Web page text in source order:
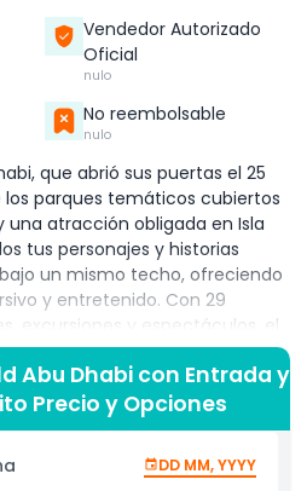
Vendedor Autorizado
Oficial
nulo
No reembolsable
nulo
que abrió sus puertas el 25
los parques temáticos cubiertos
atracción obligada en Isla
tus personajes y historias
un mismo techo, ofreciendo
y entretenido. Con 29
excursiones y espectáculos, el
tierras temáticas, cada una
a un mundo distinto. En
a una elegante celebración
de Hollywood antes de
de Piedradura con los
añade un colorido paisaje
Abu Dhabi con Entrada y
Precio y Opciones
DD MM, YYYY